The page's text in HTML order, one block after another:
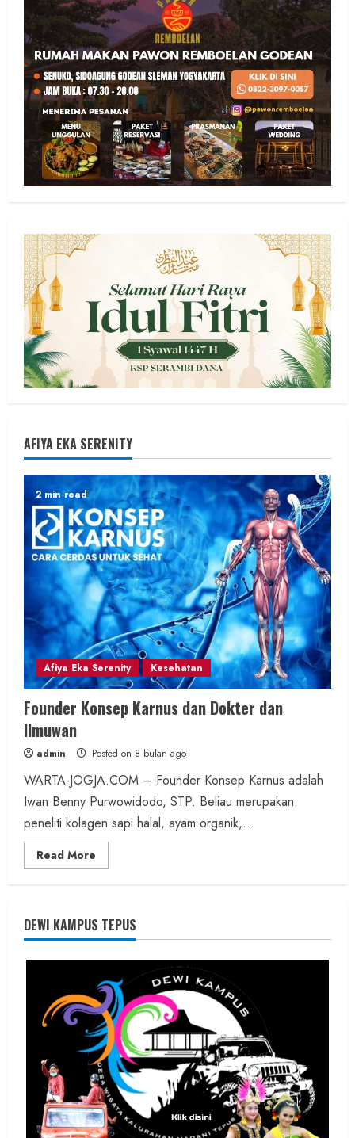
AFIYA EKA SERENITY
2 min read
Afiya Eka Serenity Kesehatan
Founder Konsep Karnus dan Dokter dan
Ilmuwan
admin Posted on 8 bulan ago
WARTA-JOGJA.COM – Founder Konsep Karnus adalah
Iwan Benny Purwowidodo, STP. Beliau merupakan
peneliti kolagen sapi halal, ayam organik,...
Read More
more
dan
Dokter
dan
DEWI KAMPUS TEPUS